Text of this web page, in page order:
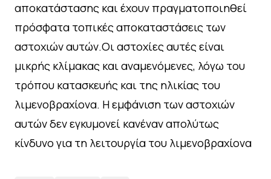
αποκατάστασης και έχουν πραγματοποιηθεί
πρόσφατα τοπικές αποκαταστάσεις των
αστοχιών αυτών.Οι αστοχίες αυτές είναι
μικρής κλίμακας και αναμενόμενες, λόγω του
τρόπου κατασκευής και της ηλικίας του
λιμενοβραχίονα. Η εμφάνιση των αστοχιών
αυτών δεν εγκυμονεί κανέναν απολύτως
κίνδυνο για τη λειτουργία του λιμενοβραχίονα